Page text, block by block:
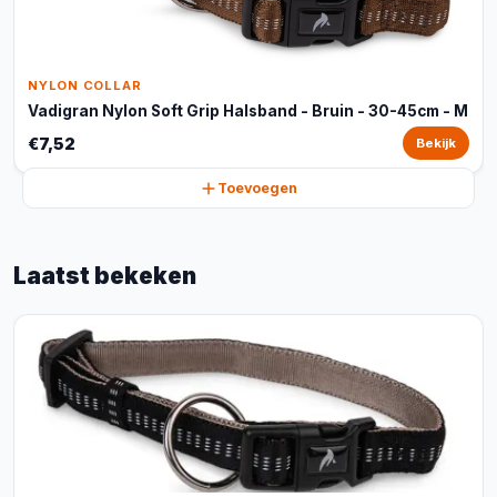
NYLON COLLAR
Vadigran Nylon Soft Grip Halsband - Bruin - 30-45cm - M
€7,52 Bekijk
Toevoegen
Laatst bekeken